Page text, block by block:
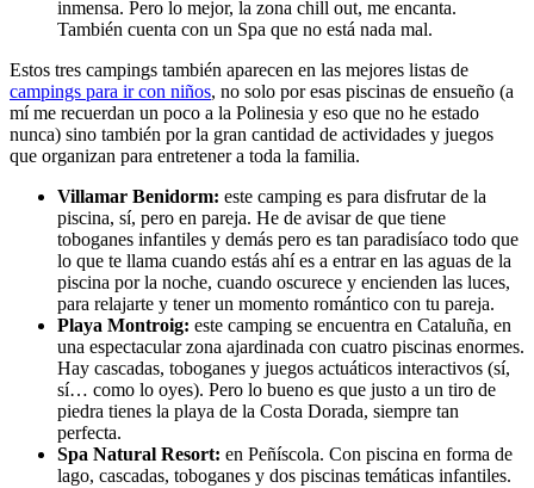
inmensa. Pero lo mejor, la zona chill out, me encanta.
También cuenta con un Spa que no está nada mal.
Estos tres campings también aparecen en las mejores listas de
campings para ir con niños, no solo por esas piscinas de ensueño (a
mí me recuerdan un poco a la Polinesia y eso que no he estado
nunca) sino también por la gran cantidad de actividades y juegos
que organizan para entretener a toda la familia.
Villamar Benidorm: este camping es para disfrutar de la
piscina, sí, pero en pareja. He de avisar de que tiene
toboganes infantiles y demás pero es tan paradisíaco todo que
lo que te llama cuando estás ahí es a entrar en las aguas de la
piscina por la noche, cuando oscurece y encienden las luces,
para relajarte y tener un momento romántico con tu pareja.
Playa Montroig: este camping se encuentra en Cataluña, en
una espectacular zona ajardinada con cuatro piscinas enormes.
Hay cascadas, toboganes y juegos actuáticos interactivos (sí,
sí… como lo oyes). Pero lo bueno es que justo a un tiro de
piedra tienes la playa de la Costa Dorada, siempre tan
perfecta.
Spa Natural Resort: en Peñíscola. Con piscina en forma de
lago, cascadas, toboganes y dos piscinas temáticas infantiles.